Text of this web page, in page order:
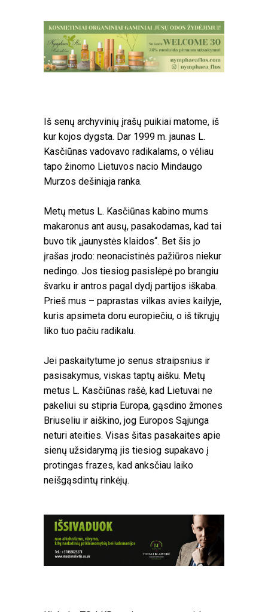
Iš senų archyvinių įrašų puikiai matome, iš
kur kojos dygsta. Dar 1999 m. jaunas L.
Kasčiūnas vadovavo radikalams, o vėliau
tapo žinomo Lietuvos nacio Mindaugo
Murzos dešiniąja ranka.
Metų metus L. Kasčiūnas kabino mums
makaronus ant ausų, pasakodamas, kad tai
buvo tik „jaunystės klaidos“. Bet šis jo
įrašas įrodo: neonacistinės pažiūros niekur
nedingo. Jos tiesiog pasislėpė po brangiu
švarku ir antros pagal dydį partijos iškaba.
Prieš mus – paprastas vilkas avies kailyje,
kuris apsimeta doru europiečiu, o iš tikrųjų
liko tuo pačiu radikalu.
Jei paskaitytume jo senus straipsnius ir
pasisakymus, viskas taptų aišku. Metų
metus L. Kasčiūnas rašė, kad Lietuvai ne
pakeliui su stipria Europa, gąsdino žmones
Briuseliu ir aiškino, jog Europos Sąjunga
neturi ateities. Visas šitas pasakaites apie
sienų užsidarymą jis tiesiog supakavo į
protingas frazes, kad anksčiau laiko
neišgąsdintų rinkėjų.